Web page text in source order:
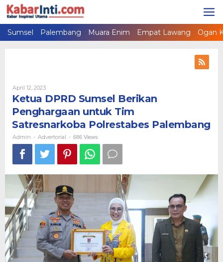
Lewati
ke
konten
Sumsel
Palembang Muara Enim Empat Lawang Ogan
April 12, 2023
Admin
Ketua DPRD Sumsel Berikan
Penghargaan untuk Tim
Satresnarkoba Polrestabes Palembang
Admin - Advertorial - 686 Views